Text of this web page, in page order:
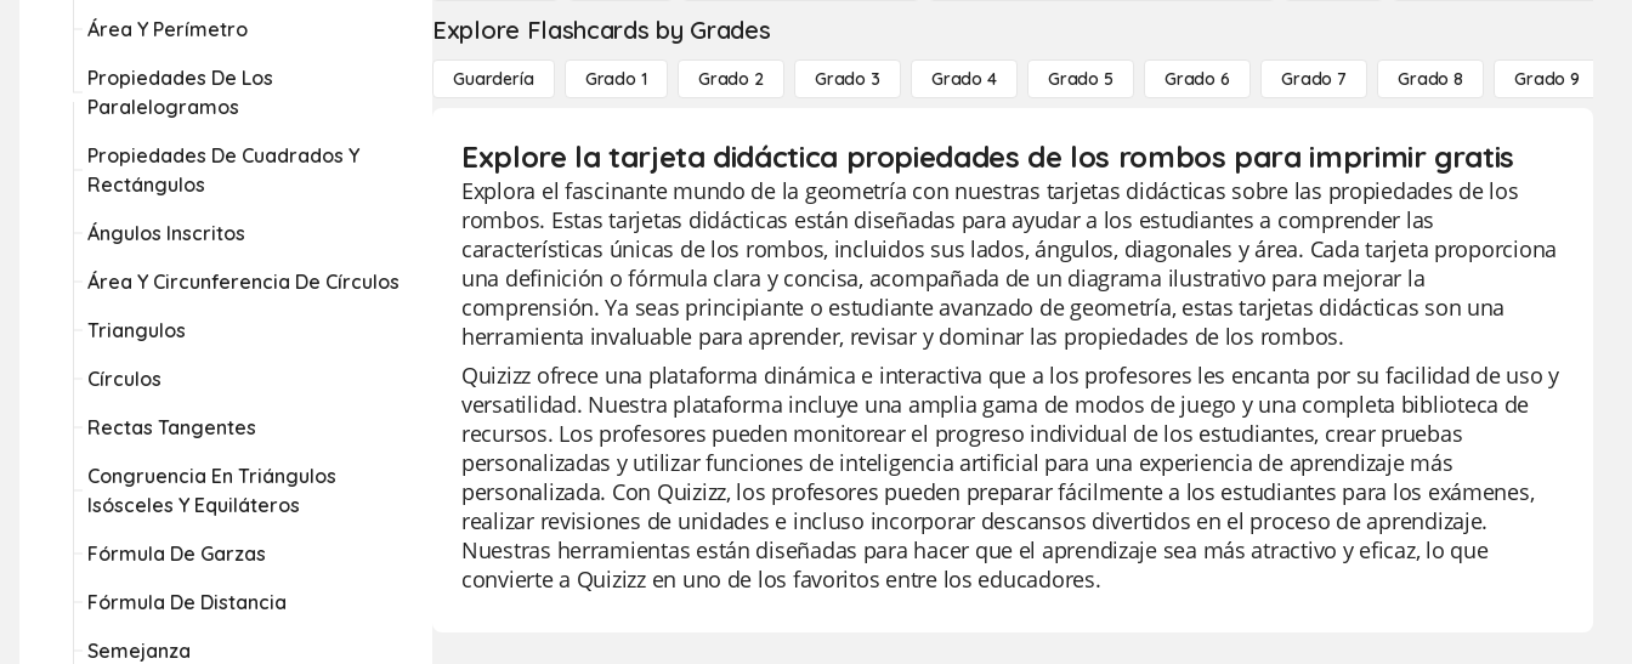
Área Y Perímetro
Propiedades De Los
Paralelogramos
Propiedades De Cuadrados Y
Rectángulos
Ángulos Inscritos
Área Y Circunferencia De Círculos
Triangulos
Círculos
Rectas Tangentes
Congruencia En Triángulos
Isósceles Y Equiláteros
Fórmula De Garzas
Fórmula De Distancia
Semejanza
Explore Flashcards by Grades
Guardería Grado 1 Grado 2 Grado 3 Grado 4 Grado 5 Grado 6 Grado 7 Grado 8 Grado 9
Explore la tarjeta didáctica propiedades de los rombos para imprimir gratis
Explora el fascinante mundo de la geometría con nuestras tarjetas didácticas sobre las propiedades de los
rombos. Estas tarjetas didácticas están diseñadas para ayudar a los estudiantes a comprender las
características únicas de los rombos, incluidos sus lados, ángulos, diagonales y área. Cada tarjeta proporciona
una definición o fórmula clara y concisa, acompañada de un diagrama ilustrativo para mejorar la
comprensión. Ya seas principiante o estudiante avanzado de geometría, estas tarjetas didácticas son una
herramienta invaluable para aprender, revisar y dominar las propiedades de los rombos.
Quizizz ofrece una plataforma dinámica e interactiva que a los profesores les encanta por su facilidad de uso y
versatilidad. Nuestra plataforma incluye una amplia gama de modos de juego y una completa biblioteca de
recursos. Los profesores pueden monitorear el progreso individual de los estudiantes, crear pruebas
personalizadas y utilizar funciones de inteligencia artificial para una experiencia de aprendizaje más
personalizada. Con Quizizz, los profesores pueden preparar fácilmente a los estudiantes para los exámenes,
realizar revisiones de unidades e incluso incorporar descansos divertidos en el proceso de aprendizaje.
Nuestras herramientas están diseñadas para hacer que el aprendizaje sea más atractivo y eficaz, lo que
convierte a Quizizz en uno de los favoritos entre los educadores.